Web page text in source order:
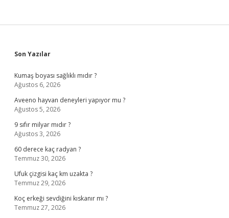
Sidebar
Son Yazılar
Kumaş boyası sağlıklı mıdır ?
Ağustos 6, 2026
Aveeno hayvan deneyleri yapıyor mu ?
Ağustos 5, 2026
9 sıfır milyar mıdır ?
Ağustos 3, 2026
60 derece kaç radyan ?
Temmuz 30, 2026
Ufuk çizgisi kaç km uzakta ?
Temmuz 29, 2026
Koç erkeği sevdiğini kıskanır mı ?
Temmuz 27, 2026